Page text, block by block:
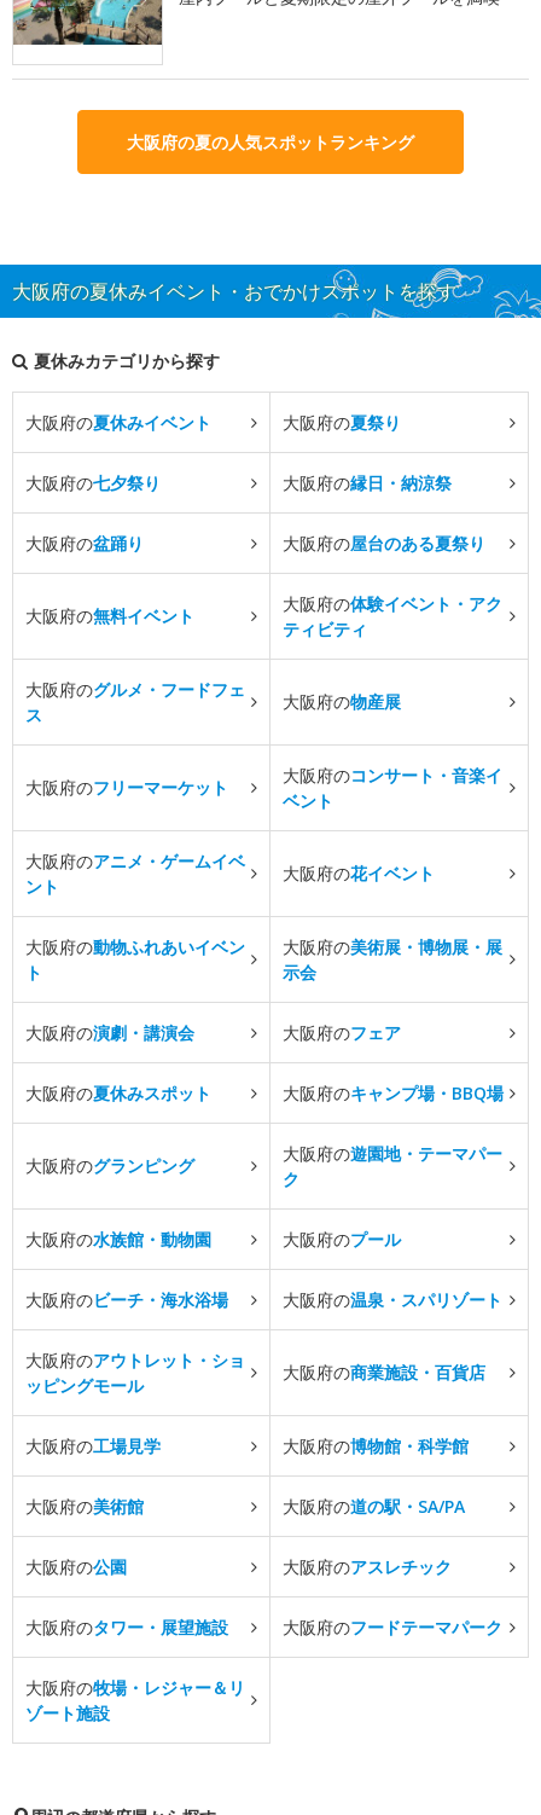
大阪府の夏の人気スポットランキング
大阪府の夏休みイベント・おでかけスポットを探す
夏休みカテゴリから探す
大阪府の夏休みイベント 大阪府の夏祭り
大阪府の七夕祭り 大阪府の縁日・納涼祭
大阪府の盆踊り 大阪府の屋台のある夏祭り
大阪府の無料イベント
大阪府の体験イベント・アク
ティビティ
大阪府のグルメ・フードフェ
ス
大阪府の物産展
大阪府のフリーマーケット
大阪府のコンサート・音楽イ
ベント
大阪府のアニメ・ゲームイベ
ント
大阪府の花イベント
大阪府の動物ふれあいイベン
ト
大阪府の美術展・博物展・展
示会
大阪府の演劇・講演会 大阪府のフェア
大阪府の夏休みスポット 大阪府のキャンプ場・BBQ場
大阪府のグランピング
大阪府の遊園地・テーマパー
ク
大阪府の水族館・動物園 大阪府のプール
大阪府のビーチ・海水浴場 大阪府の温泉・スパリゾート
大阪府のアウトレット・ショ
ッピングモール
大阪府の商業施設・百貨店
大阪府の工場見学 大阪府の博物館・科学館
大阪府の美術館 大阪府の道の駅・SA/PA
大阪府の公園 大阪府のアスレチック
大阪府のタワー・展望施設 大阪府のフードテーマパーク
大阪府の牧場・レジャー＆リ
ゾート施設